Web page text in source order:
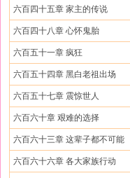
六百四十五章 家主的传说
六百四十八章 心怀鬼胎
六百五十一章 疯狂
六百五十四章 黑白老祖出场
六百五十七章 震惊世人
六百六十章 艰难的选择
六百六十三章 这辈子都不可能
六百六十六章 各大家族行动